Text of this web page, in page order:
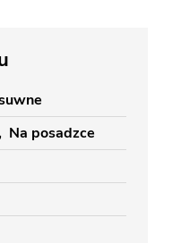
Na posadzce